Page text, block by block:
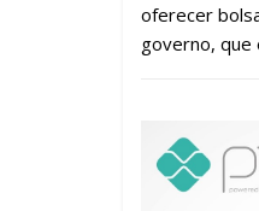
oferecer
governo, que